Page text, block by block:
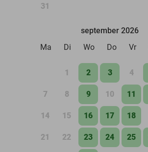
31
september 2026
Ma
Di Wo Do Vr
1 2 3 4
7 8 9 10 11
14 15 16 17 18
21 22 23 24 25